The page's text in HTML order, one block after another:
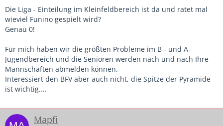
Die Liga - Einteilung im Kleinfeldbereich ist da und ratet mal
wieviel Funino gespielt wird?
Genau 0!
Für mich haben wir die größten Probleme im B - und A-
Jugendbereich und die Senioren werden nach und nach Ihre
Mannschaften abmelden können.
Interessiert den BFV aber auch nicht, die Spitze der Pyramide
ist wichtig....
Mapfi